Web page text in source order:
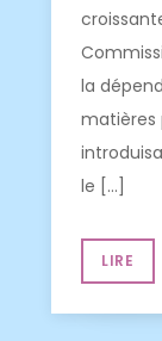
la
matières
le […]
LIRE